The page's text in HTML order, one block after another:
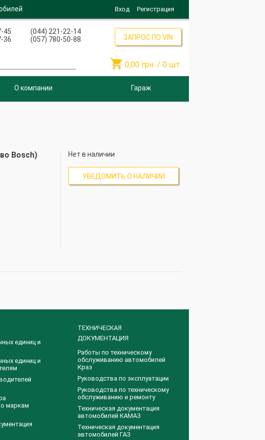
Вход Регистрация
45
36
(044) 221-22-14
(057) 780-50-88
ЗАПРОС ПО VIN
 0,00 грн. / 0 шт.
О компании Гараж
Bosch) Нет в наличии
УВЕДОМИТЬ О НАЛИЧИИ
единиц и
единиц и
маркам
ТЕХНИЧЕСКАЯ
ДОКУМЕНТАЦИЯ
Работы по техническому
обслуживанию автомобилей
Краз
Руководства по эксплуатации
Руководства по техническому
обслуживанию и ремонту
Техническая документация
автомобилей КАМАЗ
Техническая документация
автомобилей ГАЗ